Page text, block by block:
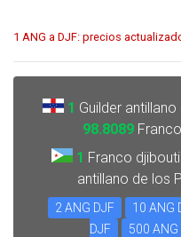
1 ANG a DJF: precios
1 Guilder
98.8089
1 Franco
antillano de los
2 ANG DJF 10 ANG
DJF
500 ANG